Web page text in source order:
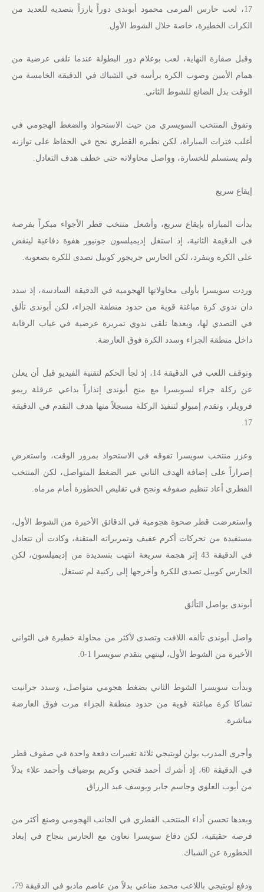
17، لعب حارس المرمى محمود أبوندى دوراً بارزاً بتصديه للعديد من
الكرات الخطيرة، خاصة خلال الشوط الأول.
وقبل صفارة النهاية، لعب بوعلام دور البطولة عندما تلقى عرضية من
همام الأمين وصوب الكرة برأسه في الشباك في الدقيقة الخامسة من
الوقت بدل الضائع للشوط الثاني.
وتفوق المنتخب السويسري من حيث الاستحواذ والضغط الهجومي في
أغلب فترات المباراة، لكن نظيره القطري نجح في الحفاظ على توازنه
ولم يستسلم للخسارة، وواصل محاولاته حتى خطف هدف التعادل.
إيقاع سريع
بدأت المباراة بإيقاع سريع، وأشعل منتخب قطر الأجواء مبكراً بفرصة
في الدقيقة الثانية، إذ استغل إديميلسون جونيور هفوة دفاعية لينقض
على الكرة وينفرد، لكن الحارس جريجور كوبيل تصدى للكرة بصعوبة.
وردت سويسرا بأولى محاولاتها الهجومية في الدقيقة السادسة، إذ سدد
دان ندوي كرة مباغتة قوية من حدود منطقة الجزاء، لكن أبوندى تألق
في التصدي لها، وبعدها تلقى ندوي تمريرة عرضية في غياب الرقابة
داخل منطقة الجزاء وسدد الكرة فوق العارضة.
وتوقف اللعب في الدقيقة 14، إذ لجأ الحكم لتقنية الفيديو قبل أن يعلن
عن ركلة جزاء لسويسرا مع منح أبوندى إنذاراً بداعي عرقلة ريمو
فرويلر، وتقدم إمبولو لتنفيذ الركلة مسجلاً منها هدف التقدم في الدقيقة
17.
وعزز منتخب سويسرا تفوقه في الاستحواذ بمرور الوقت، واستعرض
إصراراً على إضافة الهدف الثاني عبر الضغط المتواصل، لكن المنتخب
القطري أعاد تنظيم صفوفه ونجح في تقليص الخطورة أمام مرماه.
واستعرضت قطر صحوة هجومية في الدقائق الأخيرة من الشوط الأول،
مستفيدة من تحركات أكرم عفيف وتمريراته المتقنة، وكادت أن تتعادل
في الدقيقة 43 إثر هجمة سريعة انتهت بتسديدة من إديميلسون، لكن
الحارس كوبيل تصدى للكرة وأخرجها إلى ركنية لم تستغل.
أبوندى يواصل التألق
واصل أبوندى تألقه اللافت وتصدى لأكثر من محاولة خطيرة في الثواني
الأخيرة من الشوط الأول، لينتهي بتقدم سويسرا 1-0.
وبدأت سويسرا الشوط الثاني بضغط هجومي متواصل، وسدد جرانيت
تشاكا كرة مباغتة قوية من حدود منطقة الجزاء مرت فوق العارضة
مباشرة.
وأجرى المدرب يولن لوبتيجي ثلاثة تغييرات دفعة واحدة في صفوف قطر
في الدقيقة 60، إذ أشرك أحمد فتحي وكريم بوضياف وأحمد علاء بدلاً
من أيوب العلوي وجاسم جابر ويوسف عبد الرزاق.
وبعدها تحسن أداء المنتخب القطري في الجانب الهجومي وصنع أكثر من
فرصة حقيقية، لكن دفاع سويسرا تعاون مع الحارس بنجاح في إبعاد
الخطورة عن الشباك.
ودفع لوبتيجي باللاعب محمد مناعي بدلاً من عاصم مادبو في الدقيقة 79،